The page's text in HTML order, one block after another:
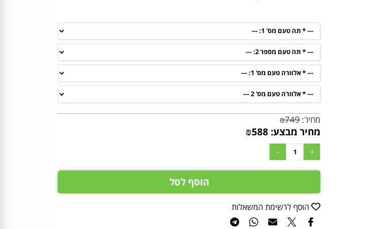
מחיר: ₪749
מחיר מבצע: ₪588
הוסף לסל
הוסף לרשימת המשאלות